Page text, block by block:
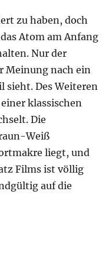
zu haben, doch
Atom am Anfang
Nur der
Meinung nach ein
sieht. Des Weiteren
klassischen
Die
Weiß
liegt, und
Films ist völlig
auf die